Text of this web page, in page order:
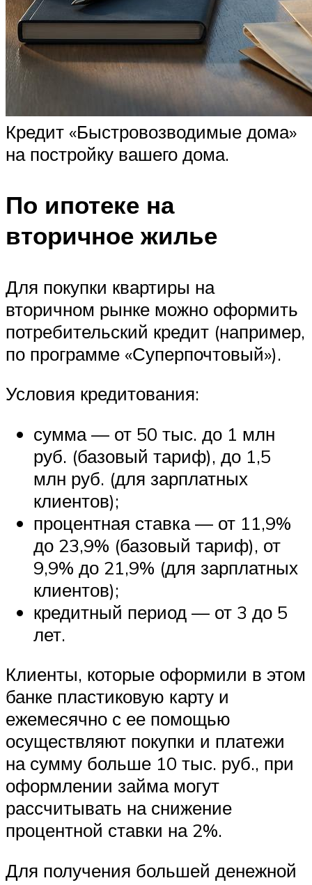
Кредит «Быстровозводимые дома»
на постройку вашего дома.
По ипотеке на
вторичное жилье
Для покупки квартиры на
вторичном рынке можно оформить
потребительский кредит (например,
по программе «Суперпочтовый»).
Условия кредитования:
сумма — от 50 тыс. до 1 млн
руб. (базовый тариф), до 1,5
млн руб. (для зарплатных
клиентов);
процентная ставка — от 11,9%
до 23,9% (базовый тариф), от
9,9% до 21,9% (для зарплатных
клиентов);
кредитный период — от 3 до 5
лет.
Клиенты, которые оформили в этом
банке пластиковую карту и
ежемесячно с ее помощью
осуществляют покупки и платежи
на сумму больше 10 тыс. руб., при
оформлении займа могут
рассчитывать на снижение
процентной ставки на 2%.
Для получения большей денежной